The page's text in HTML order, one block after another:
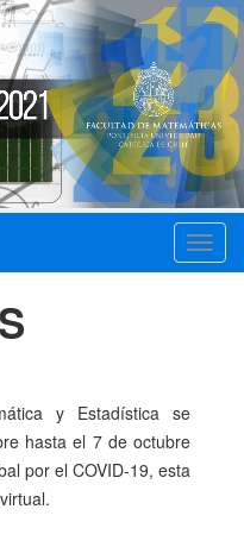
y Estadística se
hasta el 7 de octubre
por el COVID-19, esta